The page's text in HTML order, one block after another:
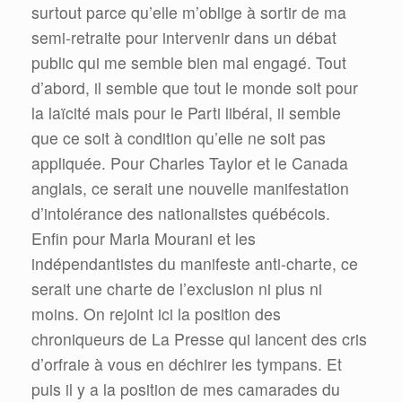
surtout parce qu’elle m’oblige à sortir de ma
semi-retraite pour intervenir dans un débat
public qui me semble bien mal engagé. Tout
d’abord, il semble que tout le monde soit pour
la laïcité mais pour le Parti libéral, il semble
que ce soit à condition qu’elle ne soit pas
appliquée. Pour Charles Taylor et le Canada
anglais, ce serait une nouvelle manifestation
d’intolérance des nationalistes québécois.
Enfin pour Maria Mourani et les
indépendantistes du manifeste anti-charte, ce
serait une charte de l’exclusion ni plus ni
moins. On rejoint ici la position des
chroniqueurs de La Presse qui lancent des cris
d’orfraie à vous en déchirer les tympans. Et
puis il y a la position de mes camarades du